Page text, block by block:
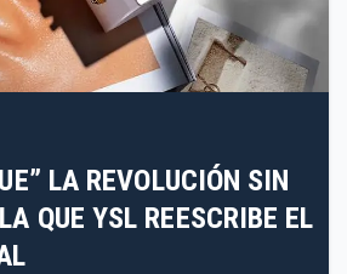
LA REVOLUCIÓN SIN
QUE YSL REESCRIBE EL